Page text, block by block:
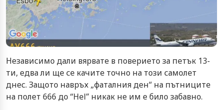
Независимо дали вярвате в поверието за петък 13-
ти, едва ли ще се качите точно на този самолет
днес. Защото навръх „фаталния ден“ на пътниците
на полет 666 до “Hel” никак не им е било забавно.